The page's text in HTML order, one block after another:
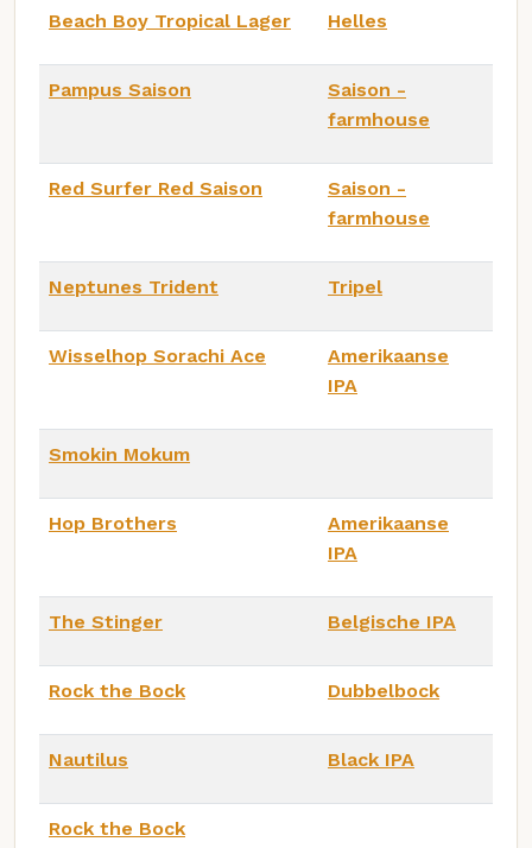
Beach Boy Tropical Lager Helles
Pampus Saison
Saison -
farmhouse
Red Surfer Red Saison
Saison -
farmhouse
Neptunes Trident Tripel
Wisselhop Sorachi Ace
Amerikaanse
IPA
Smokin Mokum
Hop Brothers
Amerikaanse
IPA
The Stinger Belgische IPA
Rock the Bock Dubbelbock
Nautilus Black IPA
Rock the Bock